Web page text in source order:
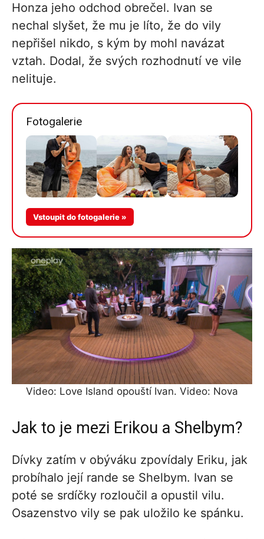
Honza jeho odchod obrečel. Ivan se
nechal slyšet, že mu je líto, že do vily
nepřišel nikdo, s kým by mohl navázat
vztah. Dodal, že svých rozhodnutí ve vile
nelituje.
Fotogalerie
Vstoupit do fotogalerie »
Video: Love Island opouští Ivan. Video: Nova
Jak to je mezi Erikou a Shelbym?
Dívky zatím v obýváku zpovídaly Eriku, jak
probíhalo její rande se Shelbym. Ivan se
poté se srdíčky rozloučil a opustil vilu.
Osazenstvo vily se pak uložilo ke spánku.